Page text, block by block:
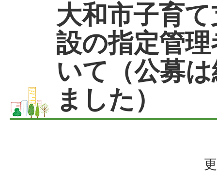
大和市子育
設の指定管
いて（公募
ました）